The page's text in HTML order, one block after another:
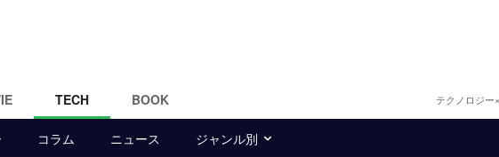
TECH BOOK テクノロジー
コラム ニュース ジャンル別